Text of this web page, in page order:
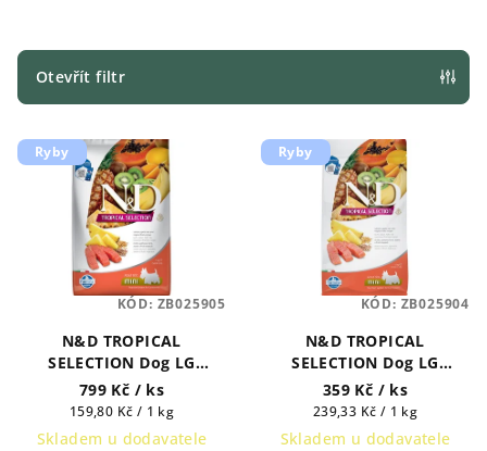
r
o
d
Otevřít filtr
V
ý Ryby
N&D TROPICAL
SELECTION Dog LG
Salmon Adult Mini 5 kg
799 Kč / ks
Měrná
cena:
159,80 Kč / 1 kg
Skladem u dodavatele
KÓD: ZB025905
Ryby
N&D TROPICAL
SELECTION Dog LG
Salmon Adult Mini 1,5 kg
359 Kč / ks
Měrná
cena:
239,33 Kč / 1 kg
Skladem u dodavatele
KÓD: ZB025904